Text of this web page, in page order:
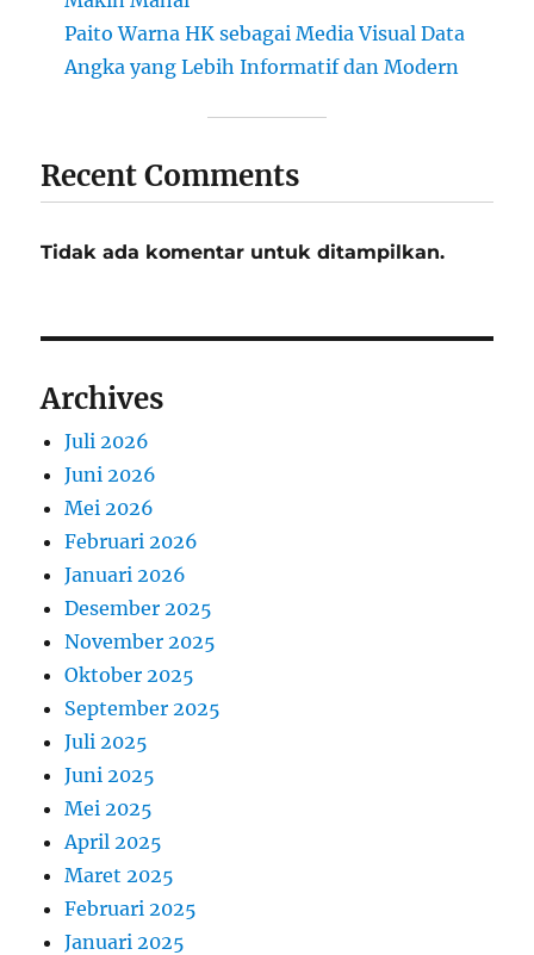
Paito Warna HK sebagai Media Visual Data
Angka yang Lebih Informatif dan Modern
Recent Comments
Tidak ada komentar untuk ditampilkan.
Archives
Juli 2026
Juni 2026
Mei 2026
Februari 2026
Januari 2026
Desember 2025
November 2025
Oktober 2025
September 2025
Juli 2025
Juni 2025
Mei 2025
April 2025
Maret 2025
Februari 2025
Januari 2025